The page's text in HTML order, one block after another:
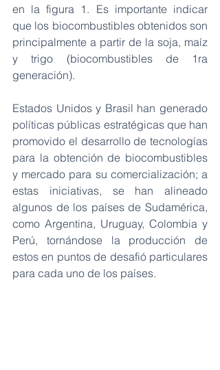
en la figura 1. Es importante indicar
que los biocombustibles obtenidos son
principalmente a partir de la soja, maíz
y trigo (biocombustibles de 1ra
generación).
Estados Unidos y Brasil han generado
políticas públicas estratégicas que han
promovido el desarrollo de tecnologías
para la obtención de biocombustibles
y mercado para su comercialización; a
estas iniciativas, se han alineado
algunos de los países de Sudamérica,
como Argentina, Uruguay, Colombia y
Perú, tornándose la producción de
estos en puntos de desafió particulares
para cada uno de los países.